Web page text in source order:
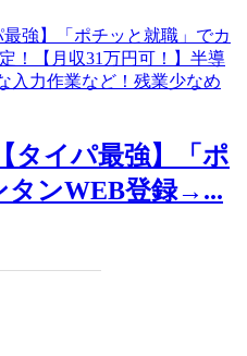
タイパ最強】「ポ
タンWEB登録→...